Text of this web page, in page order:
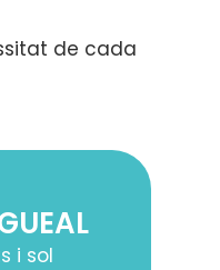
de cada
i sol